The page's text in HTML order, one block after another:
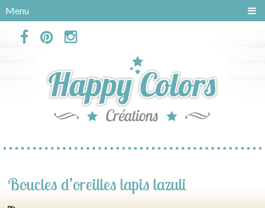
Menu
Boucles d’oreilles lapis lazuli
Panneau de gestion des cookies